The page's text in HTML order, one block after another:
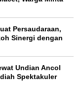
Persaudaraan,
Sinergi dengan
Undian Ancol
Spektakuler